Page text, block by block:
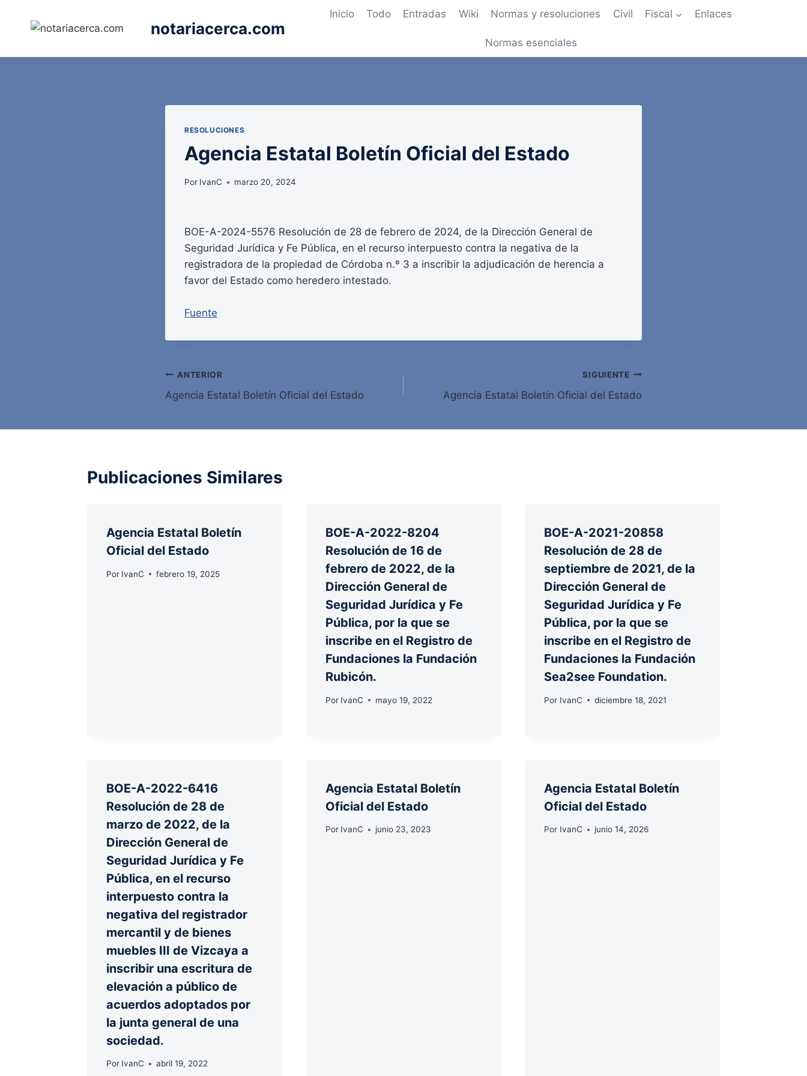
notariacerca.com
Inicio Todo Entradas Wiki Normas y resoluciones Civil Fiscal Enlaces
Normas esenciales
RESOLUCIONES
Agencia Estatal Boletín Oficial del Estado
Por IvanC marzo 20, 2024
BOE-A-2024-5576 Resolución de 28 de febrero de 2024, de la Dirección General de
Seguridad Jurídica y Fe Pública, en el recurso interpuesto contra la negativa de la
registradora de la propiedad de Córdoba n.º 3 a inscribir la adjudicación de herencia a
favor del Estado como heredero intestado.
Fuente
Navegación
de
entradas
ANTERIOR
Agencia Estatal Boletín Oficial del Estado
SIGUIENTE
Agencia Estatal Boletín Oficial del Estado
Publicaciones Similares
Agencia Estatal Boletín
Oficial del Estado
Por IvanC febrero 19, 2025
BOE-A-2022-8204
Resolución de 16 de
febrero de 2022, de la
Dirección General de
Seguridad Jurídica y Fe
Pública, por la que se
inscribe en el Registro de
Fundaciones la Fundación
Rubicón.
Por IvanC mayo 19, 2022
BOE-A-2021-20858
Resolución de 28 de
septiembre de 2021, de la
Dirección General de
Seguridad Jurídica y Fe
Pública, por la que se
inscribe en el Registro de
Fundaciones la Fundación
Sea2see Foundation.
Por IvanC diciembre 18, 2021
BOE-A-2022-6416
Resolución de 28 de
marzo de 2022, de la
Dirección General de
Seguridad Jurídica y Fe
Pública, en el recurso
interpuesto contra la
negativa del registrador
mercantil y de bienes
muebles III de Vizcaya a
inscribir una escritura de
elevación a público de
acuerdos adoptados por
la junta general de una
sociedad.
Por IvanC abril 19, 2022
Agencia Estatal Boletín
Oficial del Estado
Por IvanC junio 23, 2023
Agencia Estatal Boletín
Oficial del Estado
Por IvanC junio 14, 2026